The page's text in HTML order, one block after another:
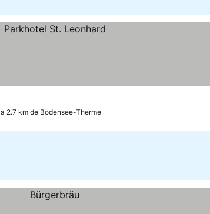
a 2.7 km de Bodensee-Therme